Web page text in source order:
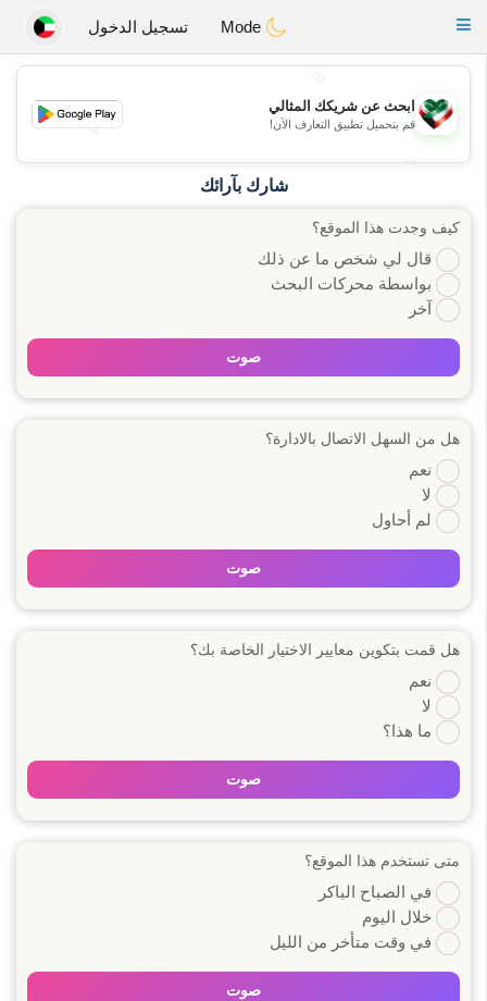
KuwaitChat
Toggle
تسجيل الدخول
💖
💕
💕
ابحث عن شريكك المثالي
قم بتحميل تطبيق التعارف الآن!
شارك بآرائك
كيف وجدت هذا الموقع؟
قال لي شخص ما عن ذلك
بواسطة محركات البحث
آخر
صوت
هل من السهل الاتصال بالادارة؟
نعم
لا
لم أحاول
صوت
هل قمت بتكوين معايير الاختيار الخاصة بك؟
نعم
لا
ما هذا؟
صوت
متى تستخدم هذا الموقع؟
في الصباح الباكر
خلال اليوم
في وقت متأخر من الليل
صوت